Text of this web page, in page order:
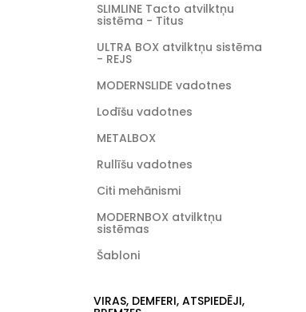
SLIMLINE Tacto atvilktņu
sistēma - Titus
ULTRA BOX atvilktņu sistēma
- REJS
MODERNSLIDE vadotnes
Lodīšu vadotnes
METALBOX
Rullīšu vadotnes
Citi mehānismi
MODERNBOX atvilktņu
sistēmas
Šabloni
VIRAS, DEMFERI, ATSPIEDĒJI,